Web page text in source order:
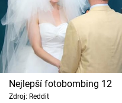
Nejlepší fotobombing 12
Zdroj: Reddit